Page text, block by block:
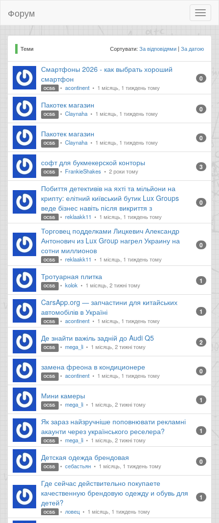
Форум
Теми Сортувати:За відповідями За датою
Смартфоны 2026 - как выбрать хороший
смартфон
ОСББ acontinent 1 місяць, 1 тиждень тому
0
Пакотек магазин
ОСББ Claynaha 1 місяць, 1 тиждень тому 0
Пакотек магазин
ОСББ Claynaha 1 місяць, 1 тиждень тому 0
софт для букмекерской конторы
ОСББ FrankieShakes 2 роки тому 3
Побиття детективів на яхті та мільйони на
крипту: елітний київський бутик Lux Groups
веде бізнес навіть після викриття з
ОСББ reklaakk11 1 місяць, 1 тиждень тому
0
Торговец подделками Лицкевич Александр
Антонович из Lux Group нагрел Украину на
сотни миллионов
ОСББ reklaakk11 1 місяць, 1 тиждень тому
0
Тротуарная плитка
ОСББ kolok 1 місяць, 2 тижні тому 1
CarsApp.org — запчастини для китайських
автомобілів в Україні
ОСББ acontinent 1 місяць, 1 тиждень тому
1
Де знайти важіль задній до Audi Q5
ОСББ mega_li 1 місяць, 2 тижні тому 2
замена фреона в кондиционере
ОСББ acontinent 1 місяць, 1 тиждень тому 0
Мини камеры
ОСББ mega_li 1 місяць, 2 тижні тому 1
Як зараз найзручніше поповнювати рекламні
акаунти через українського реселера?
ОСББ mega_li 1 місяць, 2 тижні тому
1
Детская одежда брендовая
ОСББ себастьян 1 місяць, 1 тиждень тому 0
Где сейчас действительно покупаете
качественную брендовую одежду и обувь для
детей?
ОСББ ловец 1 місяць, 1 тиждень тому
1